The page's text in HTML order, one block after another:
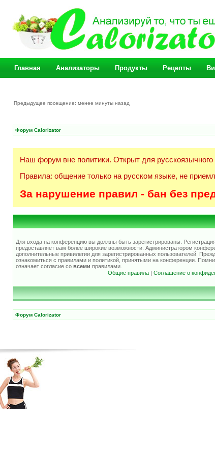
Главная Анализаторы Продукты Рецепты
Предыдущее посещение: менее минуты назад
Форум Calorizator
Наш форум вне политики. Открыт для
Правила: общение только на русском языке, не
За нарушение правил - бан без
Для входа на конференцию вы должны быть зарегистрированы.
предоставляет вам более широкие возможности. Администратором
дополнительные привилегии для зарегистрированных пользователей.
ознакомиться с правилами и политикой, принятыми на конференции.
означает согласие со всеми правилами.
Общие правила| Соглашение о
Форум Calorizator